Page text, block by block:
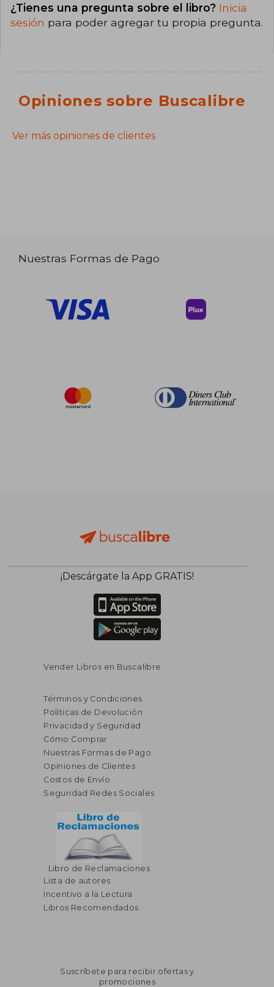
¿Tienes una pregunta sobre el libro? Inicia
sesión para poder agregar tu propia pregunta.
Opiniones sobre Buscalibre
Ver más opiniones de clientes
Nuestras Formas de Pago
¡Descárgate la App GRATIS!
Vender Libros en Buscalibre
Términos y Condiciones
Políticas de Devolución
Privacidad y Seguridad
Cómo Comprar
Nuestras Formas de Pago
Opiniones de Clientes
Costos de Envío
Seguridad Redes Sociales
Libro de Reclamaciones
Lista de autores
Incentivo a la Lectura
Libros Recomendados
Suscríbete para recibir ofertas y
promociones